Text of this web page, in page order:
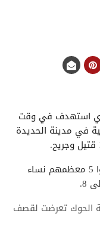
استهدف في وقت
في مدينة الحديدة
وقالت مصادر طبية إن حصيلة القتلى بلغوا 5 معظمهم نساء
الحوك تعرضت لقصف